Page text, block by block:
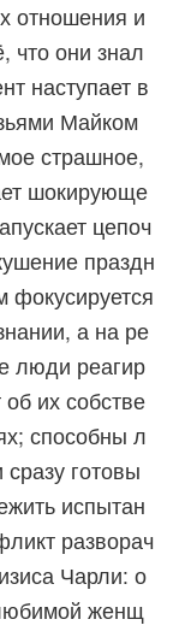
отношения и
что они знал
наступает в
Майком
страшное,
шокирующе
цепоч
праздн
фокусируется
а на ре
люди реагир
их собстве
способны л
готовы
испытан
разворач
Чарли: о
женщ